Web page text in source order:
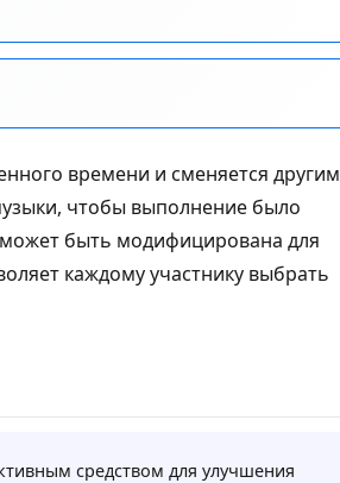
времени и сменяется другим
чтобы выполнение было
быть модифицирована для
каждому участнику выбрать
средством для улучшения